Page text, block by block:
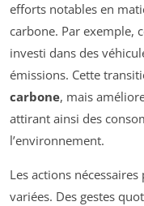
efforts notables en
carbone. Par exemple,
investi dans des
émissions. Cette
carbone, mais
attirant ainsi des
l’environnement.
Les actions
variées. Des gestes